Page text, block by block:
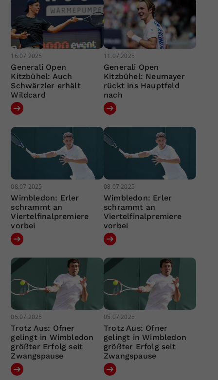
16.07.2025
Generali Open
Kitzbühel: Auch
Schwärzler erhält
Wildcard
11.07.2025
Generali Open
Kitzbühel: Neumayer
rückt ins Hauptfeld
nach
08.07.2025
Wimbledon: Erler
schrammt an
Viertelfinalpremiere
vorbei
08.07.2025
Wimbledon: Erler
schrammt an
Viertelfinalpremiere
vorbei
05.07.2025
Trotz Aus: Ofner
gelingt in Wimbledon
größter Erfolg seit
Zwangspause
05.07.2025
Trotz Aus: Ofner
gelingt in Wimbledon
größter Erfolg seit
Zwangspause